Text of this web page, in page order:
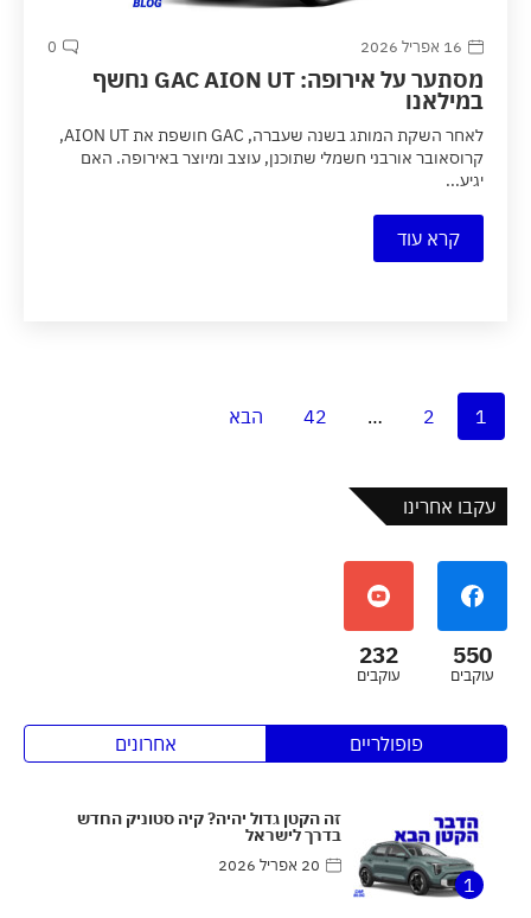
16 אפריל 2026 0
מסתער על אירופה: GAC AION UT נחשף
במילאנו
לאחר השקת המותג בשנה שעברה, GAC חושפת את AION UT,
קרוסאובר אורבני חשמלי שתוכנן, עוצב ומיוצר באירופה. האם
יגיע...
קרא עוד
1
2
…
42 הבא
עקבו אחרינו
550
עוקבים
232
עוקבים
פופולריים אחרונים
1
זה הקטן גדול יהיה? קיה סטוניק החדש
בדרך לישראל
20 אפריל 2026